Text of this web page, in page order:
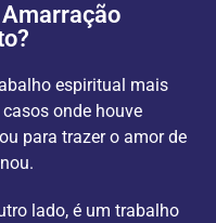
espiritual mais
onde houve
para trazer o amor de
lado, é um trabalho